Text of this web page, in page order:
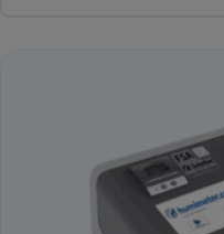
ABSOLUTE FEUCHTE
TEMPERATUR
GLEICHGEWICHTSFEUCHTE
WASSERAKTIVITÄT